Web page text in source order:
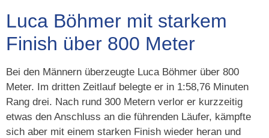
Luca Böhmer mit starkem
Finish über 800 Meter
Bei den Männern überzeugte Luca Böhmer über 800
Meter. Im dritten Zeitlauf belegte er in 1:58,76 Minuten
Rang drei. Nach rund 300 Metern verlor er kurzzeitig
etwas den Anschluss an die führenden Läufer, kämpfte
sich aber mit einem starken Finish wieder heran und